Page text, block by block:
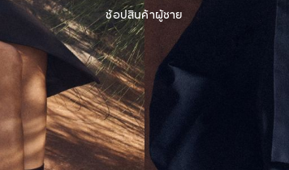
ช้อปสินค้าผู้ชาย